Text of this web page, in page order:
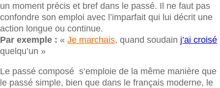
un moment précis et bref dans le passé. Il ne faut pas
confondre son emploi avec l’imparfait qui lui décrit une
action longue ou continue.
Par exemple : « Je marchais, quand soudain j’ai croisé
quelqu’un »
Le passé composé s’emploie de la même manière que
le passé simple, bien que dans le français moderne, le